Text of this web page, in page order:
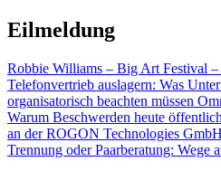
Zu
Inhalten
Eilmeldung
Robbie Williams – Big Art Festival
Telefonvertrieb auslagern: Was
organisatorisch beachten müssen
Warum Beschwerden heute
an der ROGON Technologies
Trennung oder Paarberatung: Wege